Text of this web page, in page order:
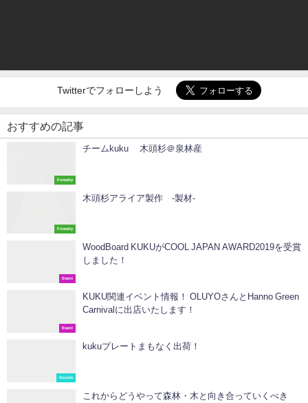
Twitterでフォローしよう
おすすめの記事
Forestry
チームkuku 木頭杉＠泉林産
Forestry
木頭杉アライア製作 -製材-
Event
WoodBoard KUKUがCOOL JAPAN AWARD2019を受賞
しました！
Event
KUKU関連イベント情報！ OLUYOさんとHanno Green
Carnivalに出店いたします！
Goods
kukuプレートまもなく出荷！
これからどうやって森林・木と向き合っていくべき